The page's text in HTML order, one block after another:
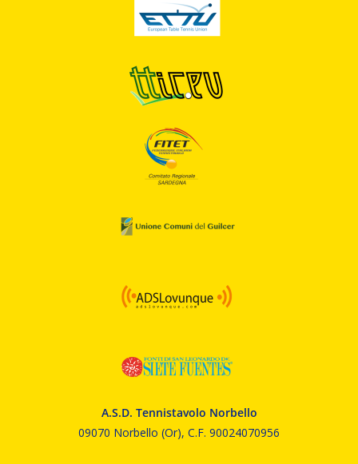
A.S.D. Tennistavolo Norbello
09070 Norbello (Or), C.F. 90024070956